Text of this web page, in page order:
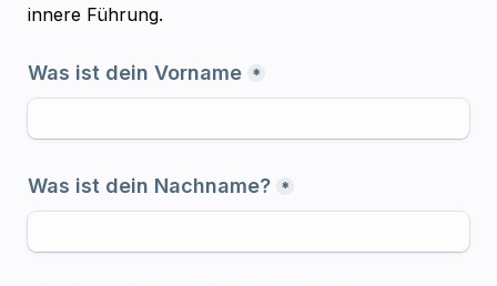
innere Führung.
Was ist dein Vorname *
Was ist dein Nachname? *